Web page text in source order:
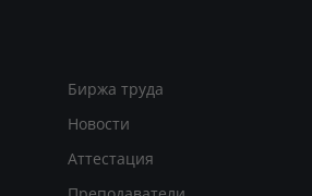
Биржа труда
Новости
Аттестация